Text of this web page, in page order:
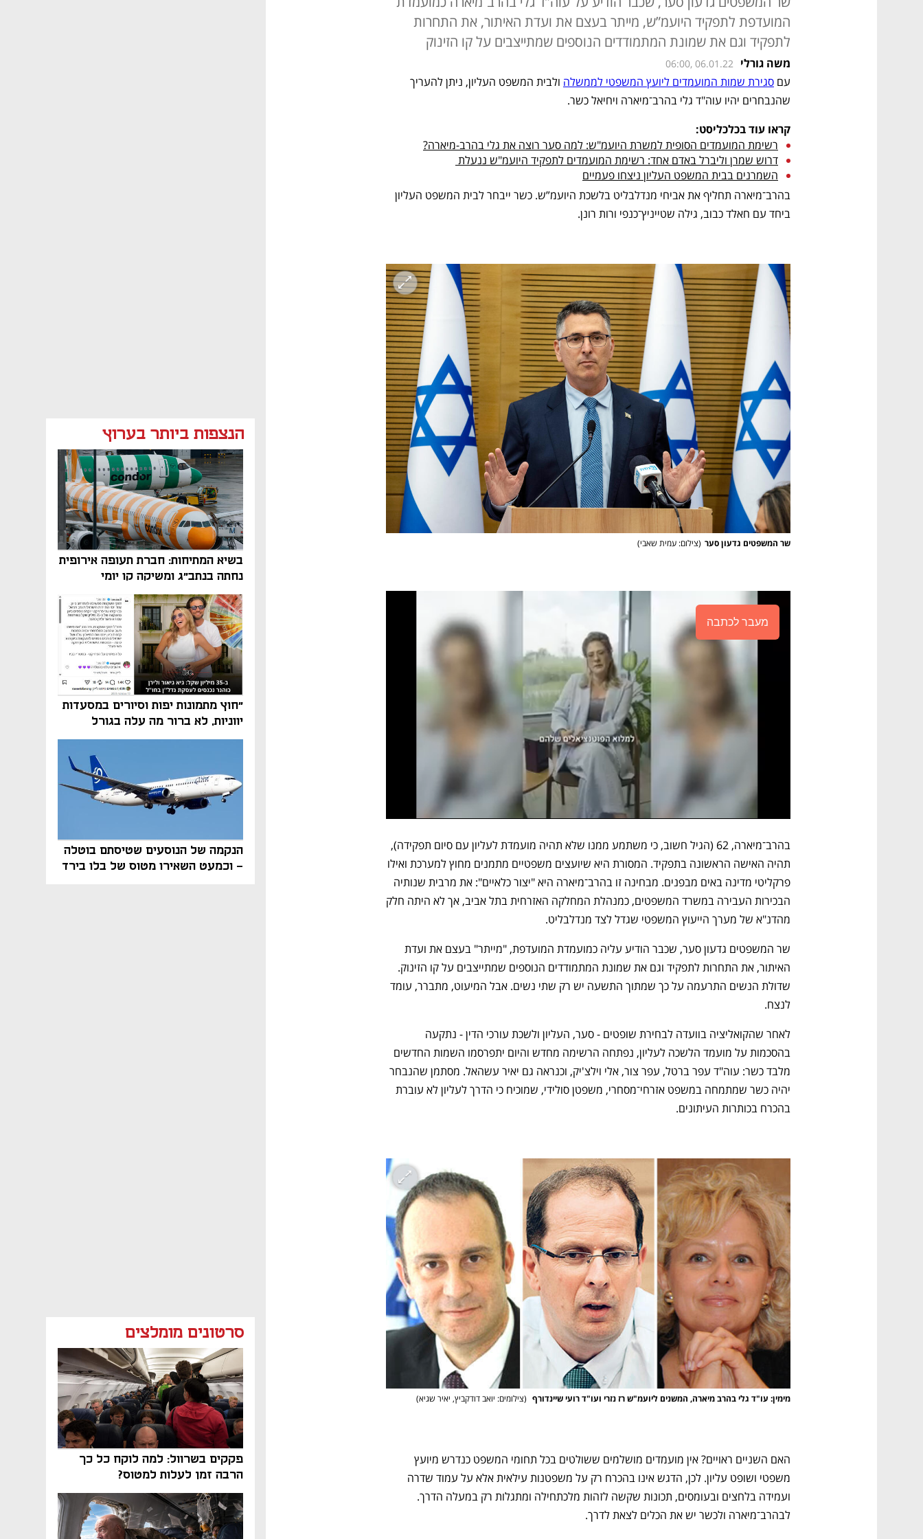
הנצפות ביותר בערוץ
בשיא המתיחות: חברת תעופה אירופית
נחתה בנתב"ג ומשיקה קו יומי
"חוץ מתמונות יפות וסיורים במסעדות
יווניות, לא ברור מה עלה בגורל
פרויקט הנדל"ן"
הנקמה של הנוסעים שטיסתם בוטלה
- וכמעט השאירו מטוס של בלו בירד
סרטונים מומלצים
פקקים בשרוול: למה לוקח כל כך
הרבה זמן לעלות למטוס?
המועדפת לתפקיד היועמ”ש, מייתר בעצם את ועדת האיתור, את התחרות
לתפקיד וגם את שמונת המתמודדים הנוספים שמתייצבים על קו הזינוק
משה גורלי 06:00, 06.01.22
עם סגירת שמות המועמדים ליועץ המשפטי לממשלה
שהנבחרים יהיו עוה"ד גלי בהרב־מיארה ויחיאל כשר.
קראו עוד בכלכליסט:
רשימת המועמדים הסופית למשרת היועמ"ש: למה סער רוצה את גלי בהרב-מיארה?
דרוש שמרן וליברל באדם אחד: רשימת המועמדים לתפקיד היועמ"ש ננעלת
השמרנים בבית המשפט העליון ניצחו פעמיים
ביחד עם חאלד כבוב, גילה שטייניץ־כנפי ורות רונן.
שר המשפטים גדעון סער (צילום: עמית שאבי)
מעבר לכתבה
מהדנ"א של מערך הייעוץ המשפטי שגדל לצד מנדלבליט.
לנצח.
בהכרח בכותרות העיתונים.
מימין: עו"ד גלי בהרב מיארה, המשנים ליועמ"ש רז נזרי ועו"ד רועי שיינדורף (צילומים: יואב דודקביץ, יאיר שגיא)
לבהרב־מיארה ולכשר יש את הכלים לצאת לדרך.